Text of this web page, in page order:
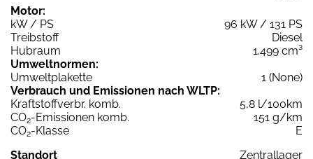
Motor:
kW / PS
96 kW / 131 PS
Treibstoff
Diesel
Hubraum
1.499 cm³
Umweltnormen:
Umweltplakette
1 (None)
Verbrauch und Emissionen nach WLTP:
Kraftstoffverbr. komb.
5,8 l/100km
CO2-Emissionen komb.
151 g/km
CO2-Klasse
E
Standort
Zentrallager